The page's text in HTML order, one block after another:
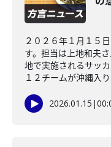
２０２６年１月１５
す。担当は上地和夫
地で実施されるサッ
１２チームが沖縄入
2026.01.15 |